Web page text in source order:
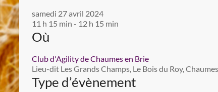
samedi 27 avril 2024
11 h 15 min - 12 h 15 min
Où
Club d'Agility de Chaumes en Brie
Lieu-dit Les Grands Champs, Le Bois du Roy,
Type d’évènement